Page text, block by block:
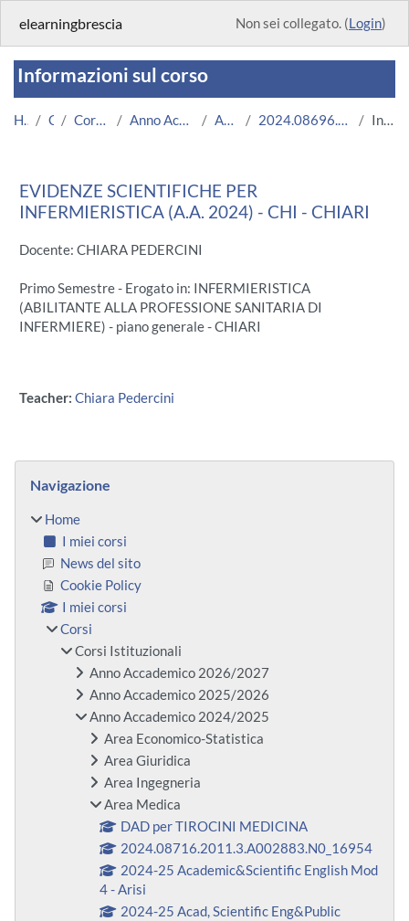
elearningbrescia Non sei collegato. (Login)
Informazioni sul corso
Home Corsi Corsi Istituzionali Anno Accademico 2024/2025 Area Medica 2024.08696.2011.3.U11165.CHI_18971 Introduzione
EVIDENZE SCIENTIFICHE PER
INFERMIERISTICA (A.A. 2024) - CHI - CHIARI
Docente: CHIARA PEDERCINI
Primo Semestre - Erogato in: INFERMIERISTICA
(ABILITANTE ALLA PROFESSIONE SANITARIA DI
INFERMIERE) - piano generale - CHIARI
Teacher: Chiara Pedercini
Blocchi
Navigazione
Home
I miei corsi
News del sito
Cookie Policy
I miei corsi
Corsi
Corsi Istituzionali
Anno Accademico 2026/2027
Anno Accademico 2025/2026
Anno Accademico 2024/2025
Area Economico-Statistica
Area Giuridica
Area Ingegneria
Area Medica
DAD per TIROCINI MEDICINA
2024.08716.2011.3.A002883.N0_16954
2024-25 Academic&Scientific English Mod
4 - Arisi
2024-25 Acad, Scientific Eng&Public